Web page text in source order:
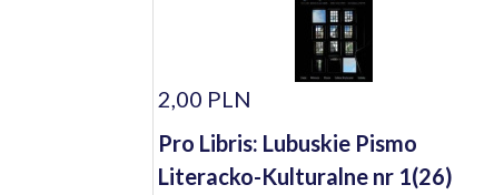
2,00 PLN
Pro Libris: Lubuskie Pismo
Literacko-Kulturalne nr 1(26)